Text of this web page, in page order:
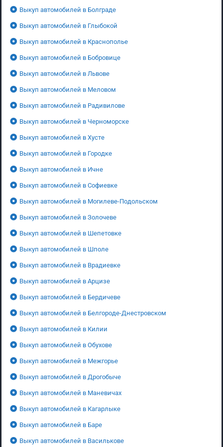
Выкуп автомобилей в Болграде
Выкуп автомобилей в Глыбокой
Выкуп автомобилей в Краснополье
Выкуп автомобилей в Бобровице
Выкуп автомобилей в Львове
Выкуп автомобилей в Меловом
Выкуп автомобилей в Радивилове
Выкуп автомобилей в Черноморске
Выкуп автомобилей в Хусте
Выкуп автомобилей в Городке
Выкуп автомобилей в Ичне
Выкуп автомобилей в Софиевке
Выкуп автомобилей в Могилеве-Подольском
Выкуп автомобилей в Золочеве
Выкуп автомобилей в Шепетовке
Выкуп автомобилей в Шполе
Выкуп автомобилей в Врадиевке
Выкуп автомобилей в Арцизе
Выкуп автомобилей в Бердичеве
Выкуп автомобилей в Белгороде-Днестровском
Выкуп автомобилей в Килии
Выкуп автомобилей в Обухове
Выкуп автомобилей в Межгорье
Выкуп автомобилей в Дрогобыче
Выкуп автомобилей в Маневичах
Выкуп автомобилей в Кагарлыке
Выкуп автомобилей в Баре
Выкуп автомобилей в Василькове